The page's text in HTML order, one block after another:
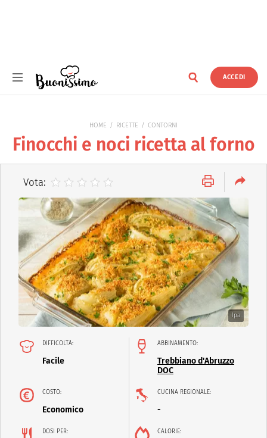
ACCEDI
HOME RICETTE CONTORNI
Finocchi e noci ricetta al forno
Vota:
Ipa
DIFFICOLTÀ:
Facile
ABBINAMENTO:
Trebbiano d'Abruzzo
DOC
COSTO:
Economico
CUCINA REGIONALE:
-
DOSI PER: CALORIE: